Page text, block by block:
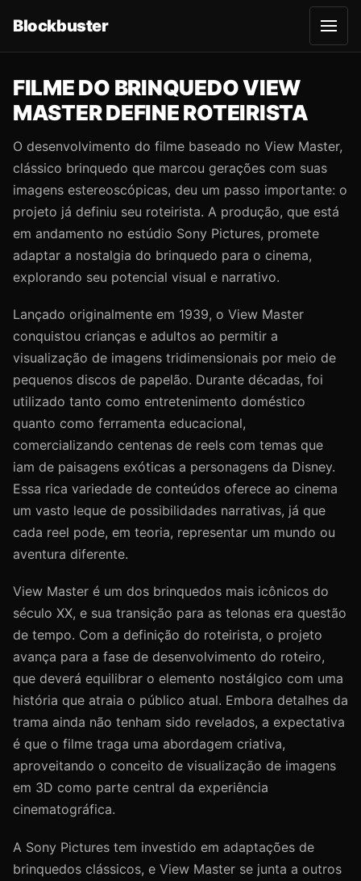
Blockbuster
A
b
r
FILME DO BRINQUEDO VIEW
MASTER DEFINE ROTEIRISTA
O desenvolvimento do filme baseado no View Master,
clássico brinquedo que marcou gerações com suas
imagens estereoscópicas, deu um passo importante: o
projeto já definiu seu roteirista. A produção, que está
em andamento no estúdio Sony Pictures, promete
adaptar a nostalgia do brinquedo para o cinema,
explorando seu potencial visual e narrativo.
Lançado originalmente em 1939, o View Master
conquistou crianças e adultos ao permitir a
visualização de imagens tridimensionais por meio de
pequenos discos de papelão. Durante décadas, foi
utilizado tanto como entretenimento doméstico
quanto como ferramenta educacional,
comercializando centenas de reels com temas que
iam de paisagens exóticas a personagens da Disney.
Essa rica variedade de conteúdos oferece ao cinema
um vasto leque de possibilidades narrativas, já que
cada reel pode, em teoria, representar um mundo ou
aventura diferente.
View Master é um dos brinquedos mais icônicos do
século XX, e sua transição para as telonas era questão
de tempo. Com a definição do roteirista, o projeto
avança para a fase de desenvolvimento do roteiro,
que deverá equilibrar o elemento nostálgico com uma
história que atraia o público atual. Embora detalhes da
trama ainda não tenham sido revelados, a expectativa
é que o filme traga uma abordagem criativa,
aproveitando o conceito de visualização de imagens
em 3D como parte central da experiência
cinematográfica.
A Sony Pictures tem investido em adaptações de
brinquedos clássicos, e View Master se junta a outros